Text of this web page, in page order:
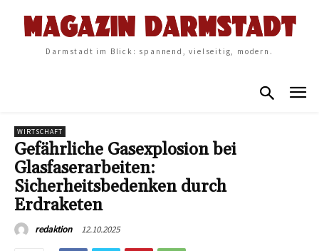
Darmstadt im Blick: spannend, vielseitig, modern.
WIRTSCHAFT
Gefährliche Gasexplosion bei
Glasfaserarbeiten:
Sicherheitsbedenken durch
Erdraketen
redaktion 12.10.2025